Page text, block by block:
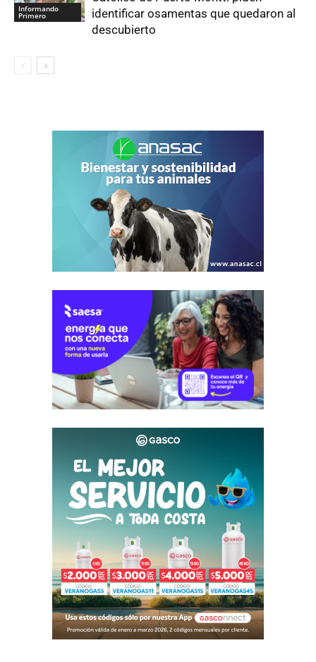
Informando
Primero
identificar osamentas que quedaron al
descubierto